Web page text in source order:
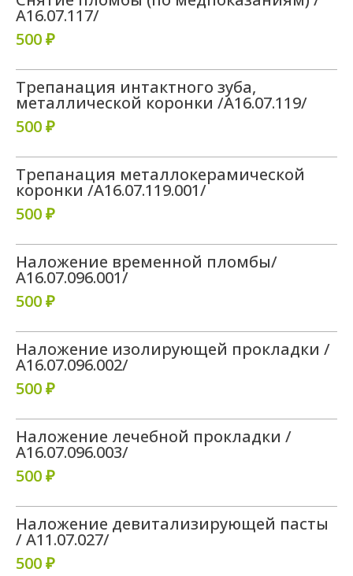
А16.07.117/
500 ₽
Трепанация интактного зуба,
металлической коронки /А16.07.119/
500 ₽
Трепанация металлокерамической
коронки /А16.07.119.001/
500 ₽
Наложение временной пломбы/
А16.07.096.001/
500 ₽
Наложение изолирующей прокладки /
А16.07.096.002/
500 ₽
Наложение лечебной прокладки /
А16.07.096.003/
500 ₽
Наложение девитализирующей пасты
/ A11.07.027/
500 ₽